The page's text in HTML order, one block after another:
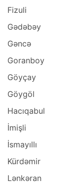
Fizuli
Gədəbəy
Gəncə
Goranboy
Göyçay
Göygöl
Hacıqabul
İmişli
İsmayıllı
Kürdəmir
Lənkəran